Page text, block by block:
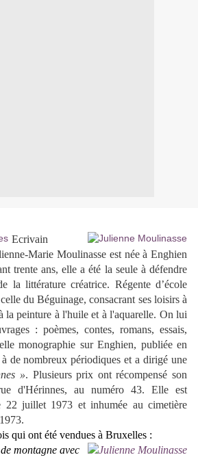
Ecrivain
Marie Moulinasse est née à Enghien
trente ans, elle a été la seule à défendre
la littérature créatrice. Régente d’école
du Béguinage, consacrant ses loisirs à
la peinture à l'huile et à l'aquarelle. On lui
: poèmes, contes, romans, essais,
monographie sur Enghien, publiée en
de nombreux périodiques et a dirigé une
». Plusieurs prix ont récompensé son
d'Hérinnes, au numéro 43. Elle est
22 juillet 1973 et inhumée au cimetière
qui ont été vendues à Bruxelles :
montagne avec